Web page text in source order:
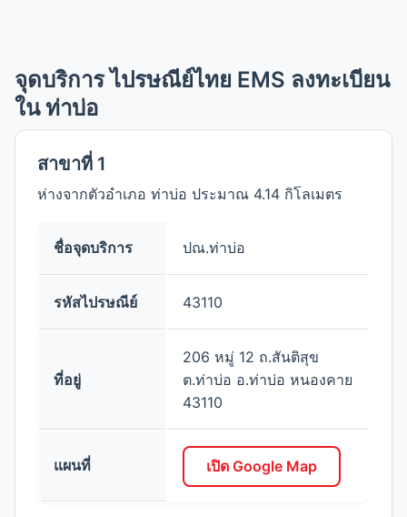
บ้านถ่อน
ตำบล
ตำบล
ตำบล
ตำบล
จุดบริการ ไปรษณีย์ไทย EMS ลงทะเบียน
ใน ท่าบ่อ
สาขาที่ 1
ห่างจากตัวอำเภอ ท่าบ่อ ประมาณ 4.14 กิโลเมตร
ชื่อจุดบริการ ปณ.ท่าบ่อ
รหัสไปรษณีย์ 43110
ที่อยู่
206 หมู่ 12 ถ.สันติสุข
ต.ท่าบ่อ อ.ท่าบ่อ หนองคาย
43110
แผนที่ เปิด Google Map